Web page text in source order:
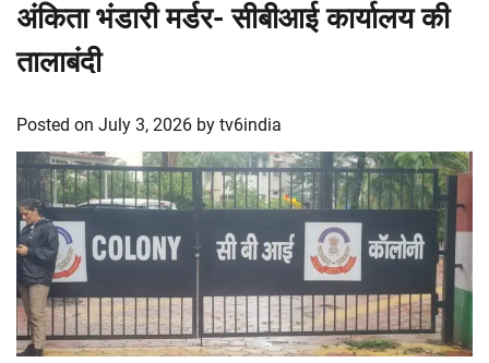
अंकिता भंडारी मर्डर- सीबीआई कार्यालय की
तालाबंदी
Posted on July 3, 2026 by tv6india